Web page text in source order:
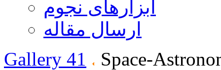
ابزارهای نجوم
ارسال مقاله
Gallery 41
Space-